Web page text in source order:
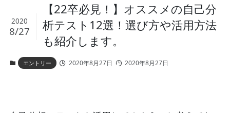
【22卒必見！】オススメの自己分
析テスト12選！選び方や活用方法
も紹介します。
2020
8/27
エントリー 2020年8月27日 2020年8月27日